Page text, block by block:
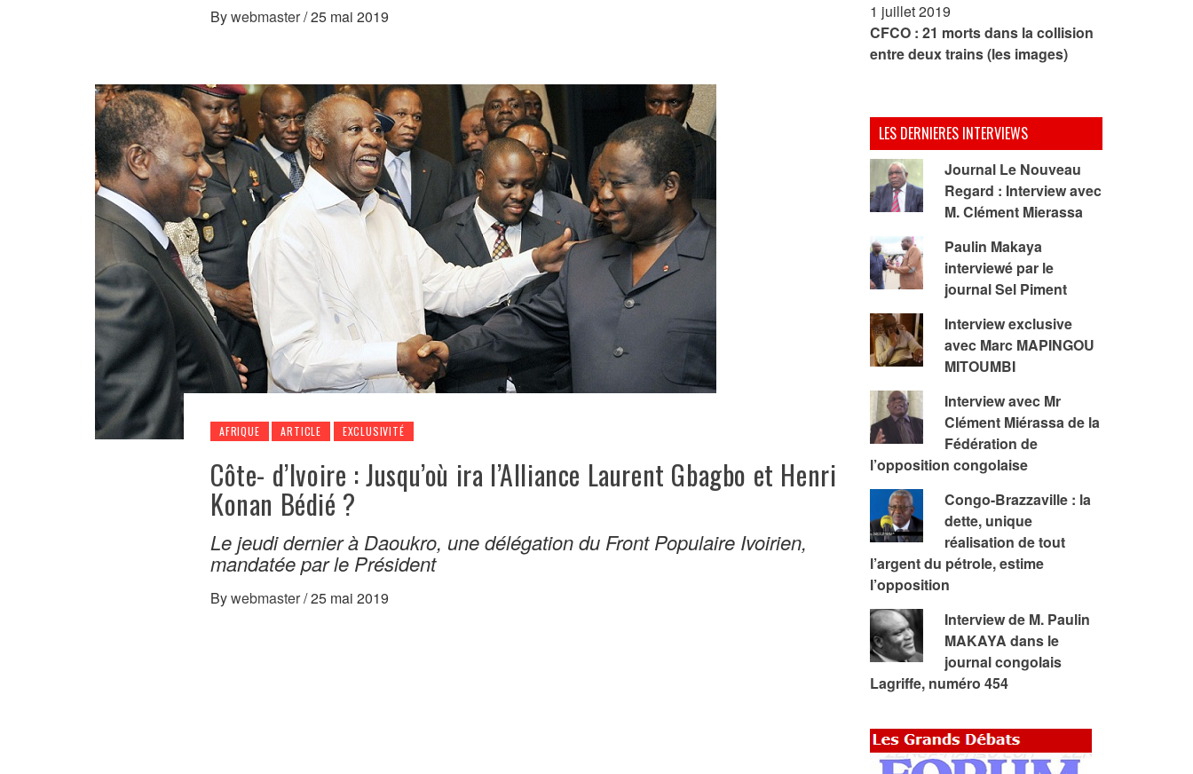
Bywebmaster/25 mai 2019
AFRIQUE ARTICLE EXCLUSIVITÉ
Côte- d’Ivoire : Jusqu’où ira l’Alliance Laurent Gbagbo et Henri
Konan Bédié ?
Le jeudi dernier à Daoukro, une délégation du Front Populaire Ivoirien,
mandatée par le Président
Bywebmaster/25 mai 2019
1 juillet 2019
CFCO : 21 morts dans la collision
entre deux trains (les images)
LES DERNIERES INTERVIEWS
Journal Le Nouveau
Regard : Interview avec
M. Clément Mierassa
Paulin Makaya
interviewé par le
journal Sel Piment
Interview exclusive
avec Marc MAPINGOU
MITOUMBI
Interview avec Mr
Clément Miérassa de la
Fédération de
l’opposition congolaise
Congo-Brazzaville : la
dette, unique
réalisation de tout
l’argent du pétrole, estime
l’opposition
Interview de M. Paulin
MAKAYA dans le
journal congolais
Lagriffe, numéro 454